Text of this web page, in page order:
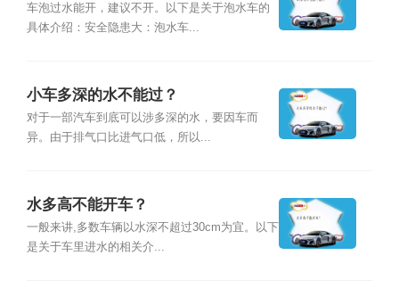
车泡过水能开，建议不开。以下是关于泡水车的
具体介绍：安全隐患大：泡水车...
小车多深的水不能过？
对于一部汽车到底可以涉多深的水，要因车而
异。由于排气口比进气口低，所以...
水多高不能开车？
一般来讲,多数车辆以水深不超过30cm为宜。以下
是关于车里进水的相关介...